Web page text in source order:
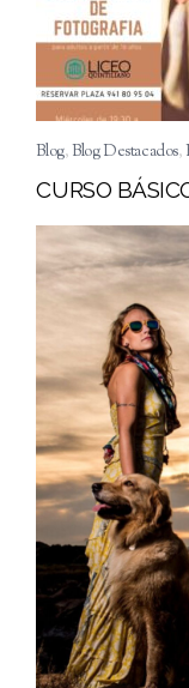
Blog,Blog Destacados,
CURSO